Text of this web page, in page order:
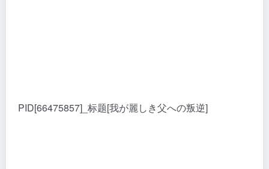
PID[66475857]_标题[我が麗しき父への叛逆]